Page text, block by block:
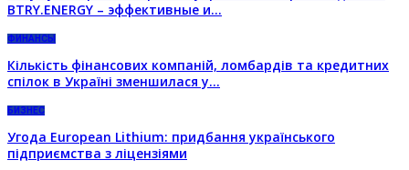
BTRY.ENERGY – эффективные и…
ФИНАНСЫ
Кількість фінансових компаній, ломбардів та кредитних
спілок в Україні зменшилася у…
БИЗНЕС
Угода European Lithium: придбання українського
підприємства з ліцензіями